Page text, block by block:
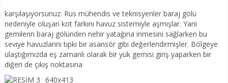
karşılaşıyorsunuz. Rus mühendis ve teknisyenler baraj gölü
nedeniyle oluşan kot farkını havuz sistemiyle aşmışlar. Yani
gemilerin baraj gölünden nehir yatağına inmesini sağlarken bu
seviye havuzlarını tıpkı bir asansör gibi değerlendirmişler. Bölgeye
ulaştığımızda eş zamanlı olarak bir yük gemisi giriş yaparken bir
diğeri de çıkış noktasına